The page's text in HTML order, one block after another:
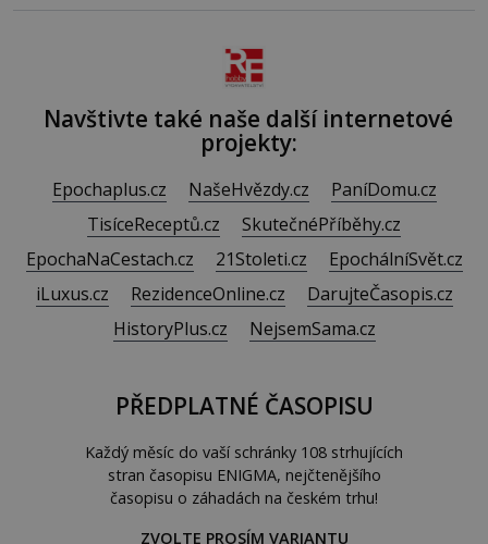
Navštivte také naše další internetové
projekty:
Epochaplus.cz NašeHvězdy.cz
PaníDomu.cz
TisíceReceptů.cz
SkutečnéPříběhy.cz
EpochaNaCestach.cz
21Stoleti.cz
EpochálníSvět.cz
iLuxus.cz
RezidenceOnline.cz
DarujteČasopis.cz
HistoryPlus.cz
NejsemSama.cz
PŘEDPLATNÉ ČASOPISU
Každý měsíc do vaší schránky 108 strhujících
stran časopisu ENIGMA, nejčtenějšího
časopisu o záhadách na českém trhu!
ZVOLTE PROSÍM VARIANTU